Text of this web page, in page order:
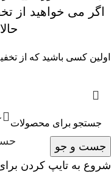
اگر می خواهید از
اولین کسی باشید که از
جست و جو
شروع به تایپ کردن